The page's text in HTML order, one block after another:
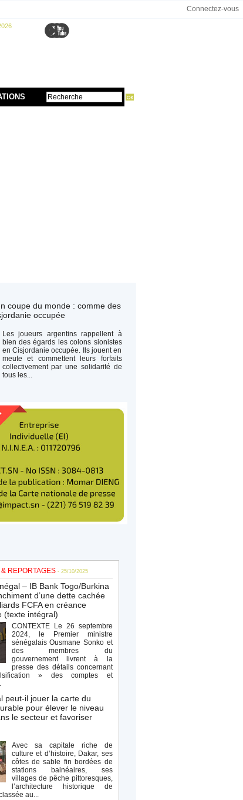
Connectez-vous
coupe du monde : comme des
occupée
Les joueurs argentins rappellent à
bien des égards les colons sionistes
en Cisjordanie occupée. Ils jouent en
meute et commettent leurs forfaits
collectivement par une solidarité de
tous les...
REPORTAGES - 25/10/2025
– IB Bank Togo/Burkina
d’une dette cachée
FCFA en créance
(texte intégral)
CONTEXTE Le 26 septembre
2024, le Premier ministre
sénégalais Ousmane Sonko et
des membres du
gouvernement livrent à la
presse des détails concernant
» des comptes et
peut-il jouer la carte du
pour élever le niveau
le secteur et favoriser
Avec sa capitale riche de
culture et d’histoire, Dakar, ses
côtes de sable fin bordées de
stations balnéaires, ses
villages de pêche pittoresques,
l’architecture historique de
au...